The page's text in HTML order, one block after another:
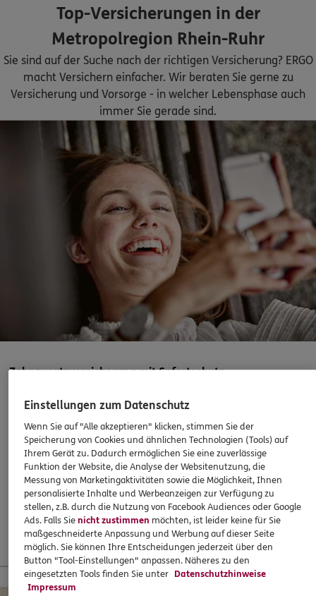
Stefan Große-Segerath
Kurfürstenstr. 19,45138 Essen(7.5 km)
Homepage besuchen
ERGO
Sven Höppner
Selmastraße 16,45127 Essen(8.1 km)
Homepage besuchen
ERGO
Baris Kayadelen
Wiedfeldstraße 66 45133 Essen
(8.1 km)
Homepage besuchen
5/5 ERGO
Bernd Wirtz
Ewaldstr. 24 45892 Gelsenkirchen
(8.0 km)
Homepage besuchen
ERGO
Joy Omo
Olaf Hohmann
Wiedfeldtstraße 66,45133 Essen(9.1 km)
Homepage besuchen
ERGO
Yousif Younis
Kaninenberghöhe 8 45136 Essen (9.2 km)
Homepage besuchen
Mutan Muthreja
Wiedfeldtstraße 66
Top-Versicherungen in der
Metropolregion Rhein-Ruhr
Sie sind auf der Suche nach der richtigen Versicherung? ERGO
macht Versichern einfacher. Wir beraten Sie gerne zu
Versicherung und Vorsorge - in welcher Lebensphase auch
immer Sie gerade sind.
Zahnzusatzversicherung mit Sofortschutz
Abschließen, wenn es eigentlich schon zu spät ist? Mit
ERGO klappts! Sogar, wenn die Behandlung bereits
begonnen hat. Oder ein Heil- und Kostenplan vorliegt –
super!
37,60€ monatlich
Mehr erfahren
13 % Startbonus für junge Leute
Einstellungen zum Datenschutz
Wenn Sie auf "Alle akzeptieren" klicken, stimmen Sie der
Speicherung von Cookies und ähnlichen Technologien (Tools) auf
Ihrem Gerät zu. Dadurch ermöglichen Sie eine zuverlässige
Funktion der Website, die Analyse der Websitenutzung, die
Messung von Marketingaktivitäten sowie die Möglichkeit, Ihnen
personalisierte Inhalte und Werbeanzeigen zur Verfügung zu
stellen, z.B. durch die Nutzung von Facebook Audiences oder Google
Ads. Falls Sienicht zustimmen möchten, ist leider keine für Sie
maßgeschneiderte Anpassung und Werbung auf dieser Seite
möglich. Sie können Ihre Entscheidungen jederzeit über den
Button "Tool-Einstellungen" anpassen. Näheres zu den
eingesetzten Tools finden Sie unter Datenschutzhinweise
Impressum